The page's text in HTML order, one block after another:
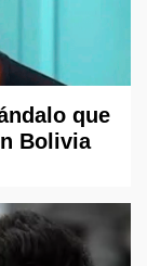
que
Bolivia